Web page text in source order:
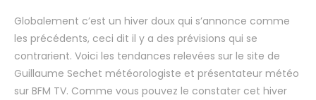
Globalement c’est un hiver doux qui s’annonce comme
les précédents, ceci dit il y a des prévisions qui se
contrarient. Voici les tendances relevées sur le site de
Guillaume Sechet météorologiste et présentateur météo
sur BFM TV. Comme vous pouvez le constater cet hiver